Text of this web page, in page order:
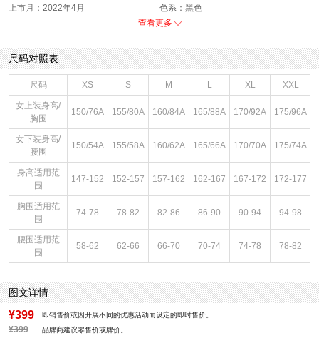
上市月：2022年4月
色系：黑色
版型：标准
查看更多
尺码对照表
尺码 XS S M L XL XXL
女上装身高/
胸围
150/76A 155/80A 160/84A 165/88A 170/92A 175/96A
女下装身高/
腰围
150/54A 155/58A 160/62A 165/66A 170/70A 175/74A
身高适用范
围
147-152 152-157 157-162 162-167 167-172 172-177
胸围适用范
围
74-78 78-82 82-86 86-90 90-94 94-98
腰围适用范
围
58-62 62-66 66-70 70-74 74-78 78-82
图文详情
¥399 即销售价或因开展不同的优惠活动而设定的即时售价。
¥399 品牌商建议零售价或牌价。